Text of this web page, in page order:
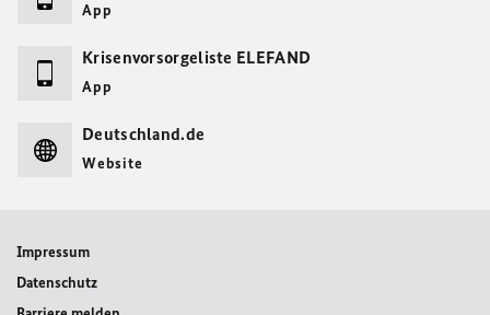
App
Krisenvorsorgeliste ELEFAND
App
Deutschland.de
Website
Impressum
Datenschutz